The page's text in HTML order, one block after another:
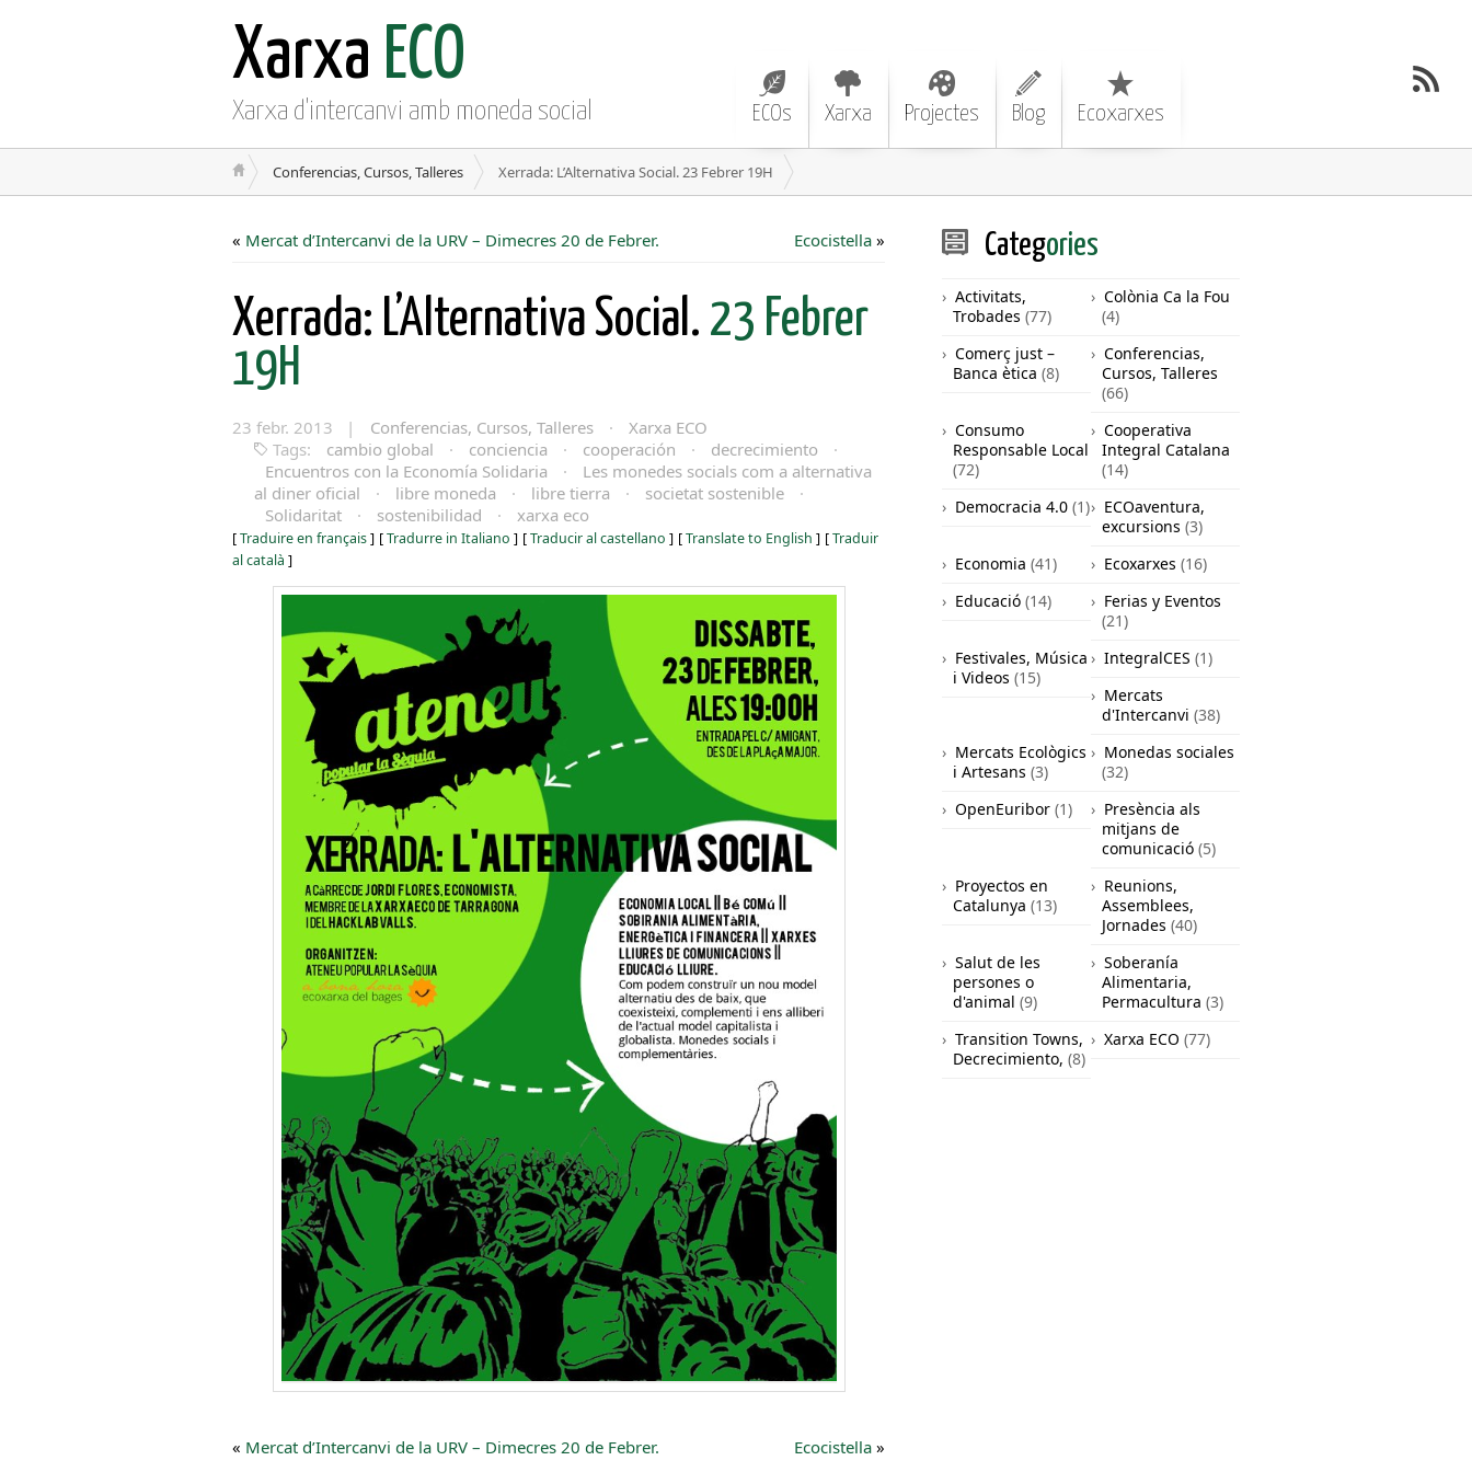
Xarxa ECO
Xarxa d'intercanvi amb moneda social ECOs Xarxa Projectes Blog Ecoxarxes
Conferencias, Cursos, Talleres Xerrada: L’Alternativa Social. 23 Febrer 19H
« Mercat d’Intercanvi de la URV – Dimecres 20 de Febrer. Ecocistella »
Xerrada: L’Alternativa Social. 23 Febrer
19H
23 febr. 2013 | Conferencias, Cursos, Talleres ·
Xarxa ECO
Tags:
cambio global · conciencia · cooperación · decrecimiento
·
Encuentros con la Economía Solidaria
·
Les monedes socials com a alternativa
al diner oficial
· libre moneda · libre tierra · societat sostenible
·
Solidaritat
· sostenibilidad · xarxa eco
[Traduire en français] [Tradurre in Italiano ] [Traducir al castellano ] [Translate to English ] [Traduir
al català ]
« Mercat d’Intercanvi de la URV – Dimecres 20 de Febrer. Ecocistella »
Categories
Activitats,
Trobades (77)
Colònia Ca la Fou
(4)
Comerç just –
Banca ètica (8)
Conferencias,
Cursos, Talleres
(66)
Consumo
Responsable Local
(72)
Cooperativa
Integral Catalana
(14)
Democracia 4.0 (1)
ECOaventura,
excursions (3)
Economia (41) Ecoxarxes (16)
Educació (14)
Ferias y Eventos
(21)
Festivales, Música
i Videos (15)
IntegralCES (1)
Mercats
d'Intercanvi (38)
Mercats Ecològics
i Artesans (3)
Monedas sociales
(32)
OpenEuribor (1)
Presència als
mitjans de
comunicació (5)
Proyectos en
Catalunya (13)
Reunions,
Assemblees,
Jornades (40)
Salut de les
persones o
d'animal (9)
Soberanía
Alimentaria,
Permacultura (3)
Transition Towns,
Decrecimiento, (8)
Xarxa ECO (77)